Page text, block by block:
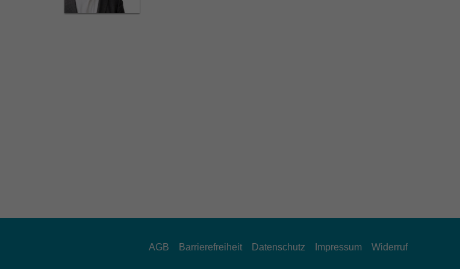
AGB Barrierefreiheit Datenschutz Impressum Widerruf